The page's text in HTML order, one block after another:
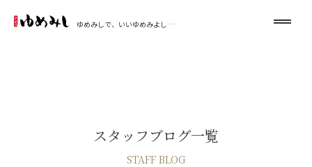
ゆめみしで、いいゆめみよし…
スタッフブログ一覧
STAFF BLOG